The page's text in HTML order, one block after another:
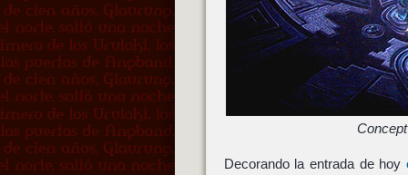
Decorando la entrada de hoy